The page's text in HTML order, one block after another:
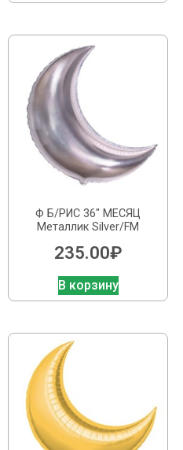
Ф Б/РИС 36″ МЕСЯЦ
Металлик Silver/FM
235.00₽
В корзину